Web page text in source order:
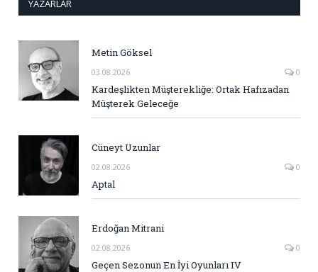
YAZARLAR
Metin Göksel
03.08.2026 0
Kardeşlikten Müşterekliğe: Ortak Hafızadan
Müşterek Geleceğe
Cüneyt Uzunlar
02.08.2026 0
Aptal
Erdoğan Mitrani
02.08.2026 0
Geçen Sezonun En İyi Oyunları IV